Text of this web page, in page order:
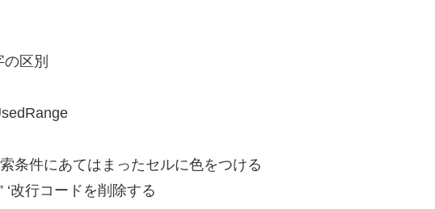
区別
条件にあてはまったセルに色をつける
‘改行コードを削除する